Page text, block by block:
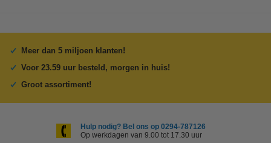
Meer dan 5 miljoen klanten!
Voor 23.59 uur besteld, morgen in huis!
Groot assortiment!
Hulp nodig? Bel ons op 0294-787126
Op werkdagen van 9.00 tot 17.30 uur